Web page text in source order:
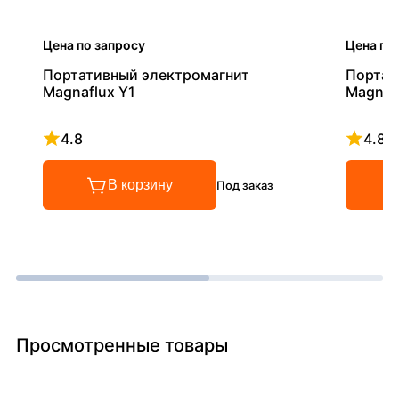
Цена по запросу
Портативный электромагнит
Magnaflux Y1
4.8
Рейтинг 4.8 из 5
В корзину Под заказ
Цена по
4.8
Просмотренные товары